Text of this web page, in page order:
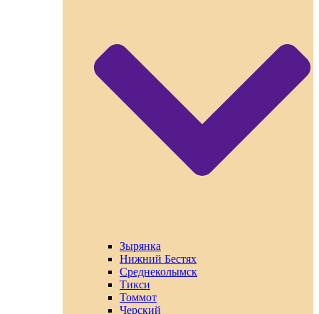
Зырянка
Нижний Бестях
Среднеколымск
Тикси
Томмот
Черский